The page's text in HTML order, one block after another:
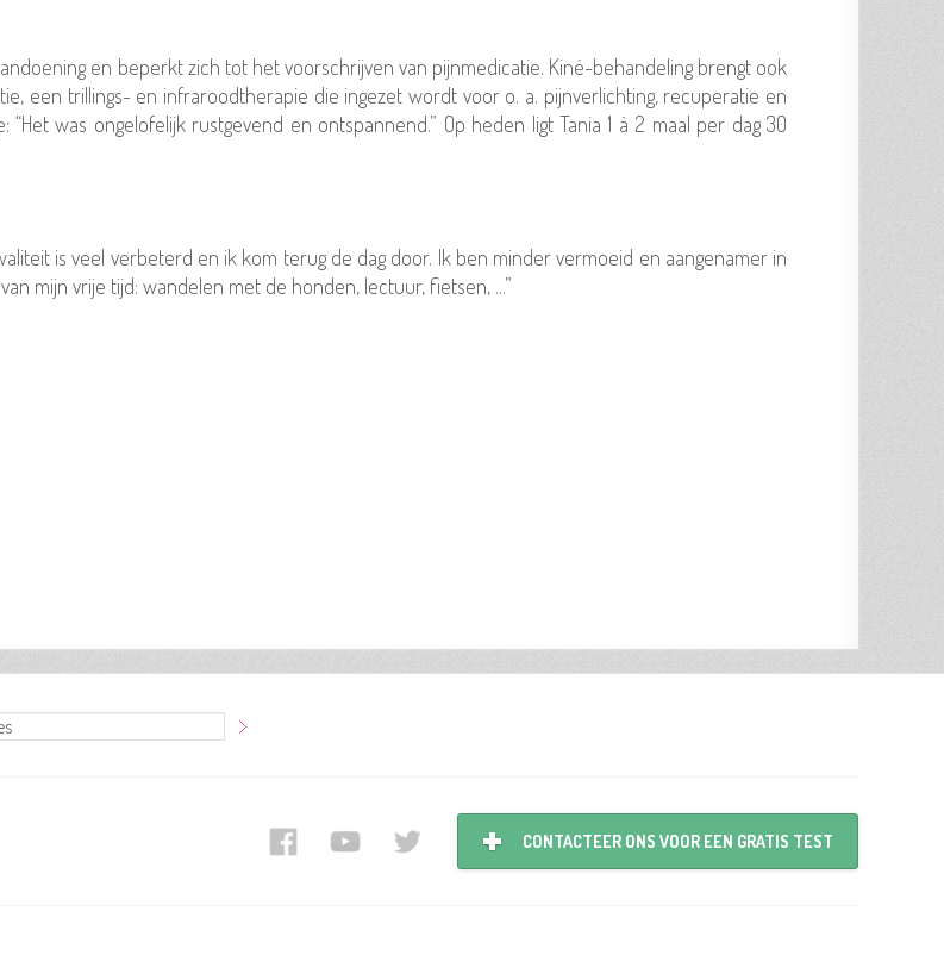
en beperkt zich tot het voorschrijven van pijnmedicatie. Kiné-behandeling brengt ook
een trillings- en infraroodtherapie die ingezet wordt voor o. a. pijnverlichting, recuperatie en
was ongelofelijk rustgevend en ontspannend.” Op heden ligt Tania 1 à 2 maal per dag 30
is veel verbeterd en ik kom terug de dag door. Ik ben minder vermoeid en aangenamer in
mijn vrije tijd: wandelen met de honden, lectuur, fietsen, ...”
CONTACTEER ONS VOOR EEN GRATIS TEST